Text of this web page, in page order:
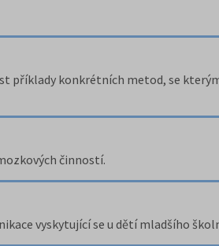
příklady konkrétních metod, se
činností.
vyskytující se u dětí mladšího